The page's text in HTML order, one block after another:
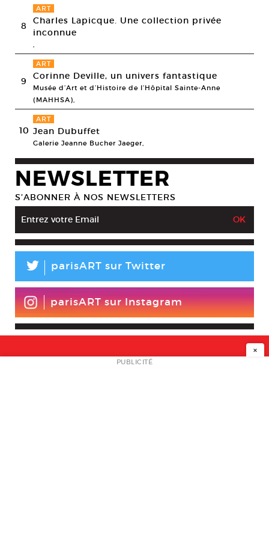
8
ART
Charles Lapicque. Une collection privée
inconnue
,
9
ART
Corinne Deville, un univers fantastique
Musée d’Art et d’Histoire de l’Hôpital Sainte-Anne
(MAHHSA),
10
ART
Jean Dubuffet
Galerie Jeanne Bucher Jaeger,
NEWSLETTER
S’ABONNER À NOS NEWSLETTERS
L parisART sur Twitter
parisART sur Instagram
NEWSLETTER
×
PUBLICITÉ